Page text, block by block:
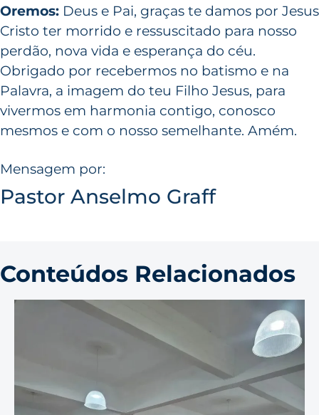
Oremos: Deus e Pai, graças te damos por Jesus
Cristo ter morrido e ressuscitado para nosso
perdão, nova vida e esperança do céu.
Obrigado por recebermos no batismo e na
Palavra, a imagem do teu Filho Jesus, para
vivermos em harmonia contigo, conosco
mesmos e com o nosso semelhante. Amém.
Mensagem por:
Pastor Anselmo Graff
Conteúdos Relacionados